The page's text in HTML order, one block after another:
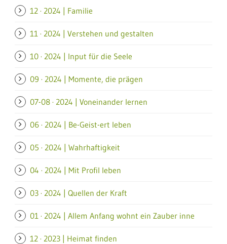
12 · 2024 | Familie
11 · 2024 | Verstehen und gestalten
10 · 2024 | Input für die Seele
09 · 2024 | Momente, die prägen
07-08 · 2024 | Voneinander lernen
06 · 2024 | Be-Geist-ert leben
05 · 2024 | Wahrhaftigkeit
04 · 2024 | Mit Profil leben
03 · 2024 | Quellen der Kraft
01 · 2024 | Allem Anfang wohnt ein Zauber inne
12 · 2023 | Heimat finden